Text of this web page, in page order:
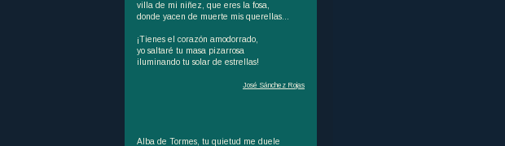
villa de mi niñez, que eres la fosa,
donde yacen de muerte mis querellas...
¡Tienes el corazón amodorrado,
yo saltaré tu masa pizarrosa
iluminando tu solar de estrellas!
José Sánchez Rojas
Alba de Tormes, tu quietud me duele